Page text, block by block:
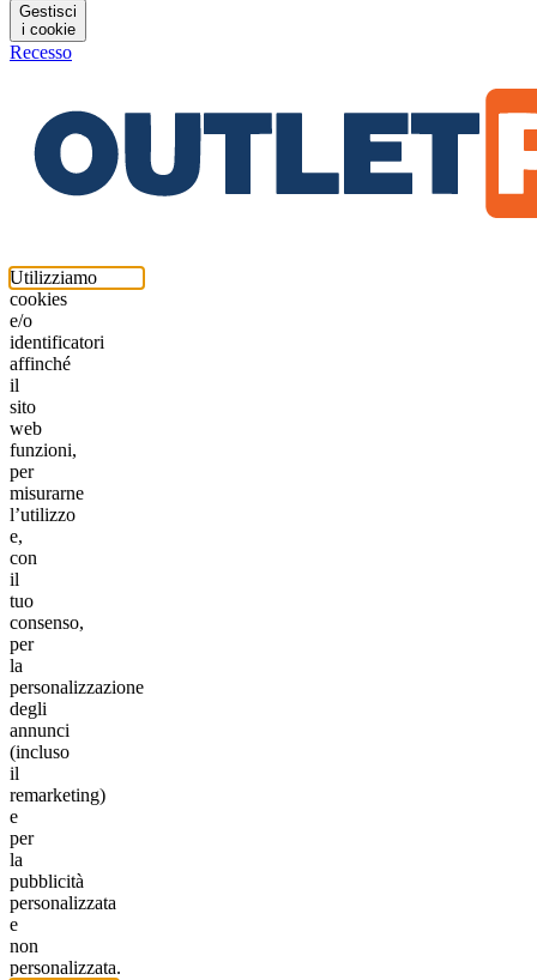
Gestisci
i cookie
Recesso
Utilizziamo
cookies
e/o
identificatori
affinché
il
sito
web
funzioni,
per
misurarne
l’utilizzo
e,
con
il
tuo
consenso,
per
la
personalizzazione
degli
annunci
(incluso
il
remarketing)
e
per
la
pubblicità
personalizzata
e
non
personalizzata.